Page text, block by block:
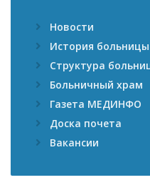
Новости
История больницы
Структура
Больничный храм
Газета МЕДИНФО
Доска почета
Вакансии